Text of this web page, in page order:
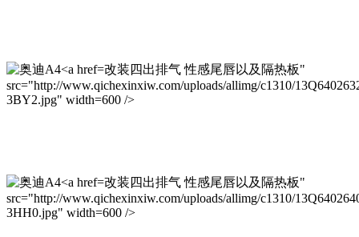
改装四出排气 性感尾唇以及隔热板"
src="http://www.qichexinxiw.com/uploads/allimg/c1310/
3BY2.jpg" width=600 />
改装四出排气 性感尾唇以及隔热板"
src="http://www.qichexinxiw.com/uploads/allimg/c1310/
3HH0.jpg" width=600 />